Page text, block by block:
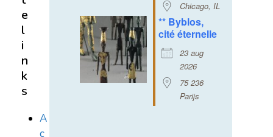
Chicago, IL
** Byblos,
cité éternelle
23 aug
2026
75 236
Parijs
e
l
i
n
k
s
A
c